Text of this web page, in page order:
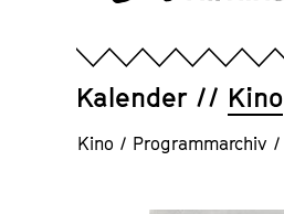
Filminstitut
Kalender Kino
Kino / Programmarchiv /